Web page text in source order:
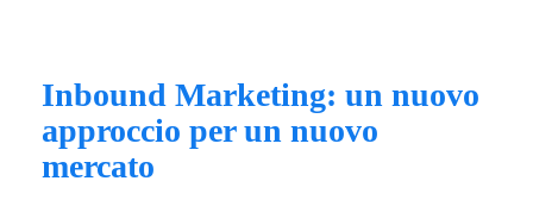
Inbound Marketing: un nuovo
approccio per un nuovo
mercato